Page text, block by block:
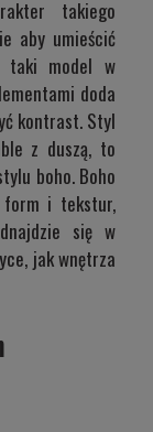
takiego
aby umieścić
taki model w
doda
kontrast. Styl
z duszą, to
boho. Boho
form i tekstur,
się w
jak wnętrza